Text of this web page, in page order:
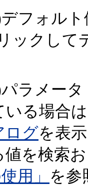
フォル
ックし
ラメー
いる場合
ログを表
値を検索
用」 を参